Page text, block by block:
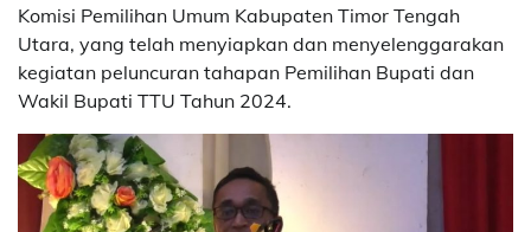
Komisi Pemilihan Umum Kabupaten Timor Tengah
Utara, yang telah menyiapkan dan menyelenggarakan
kegiatan peluncuran tahapan Pemilihan Bupati dan
Wakil Bupati TTU Tahun 2024.